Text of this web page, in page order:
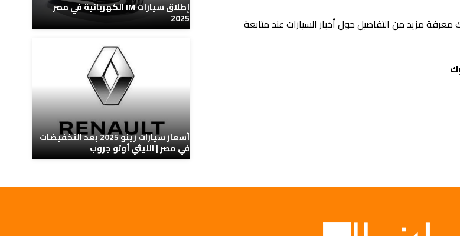
أسعار ومواصفات سيارة تويوتا كورولا 2026، حيث يمكنك معرفة مزيد من التفاصيل حول أخبار السيارات عند متابعة
إطلاق سيارات IM الكهربائية في مصر
2025
أسعار سيارات رينو 2025 بعد التخفيضات
في مصر | الليثي أوتو جروب